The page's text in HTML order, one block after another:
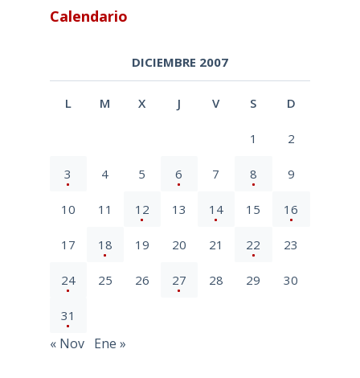
Calendario
DICIEMBRE 2007
L M X J V S D
1 2
3 4 5 6 7 8 9
10 11 12 13 14 15 16
17 18 19 20 21 22 23
24 25 26 27 28 29 30
31
« Nov Ene »